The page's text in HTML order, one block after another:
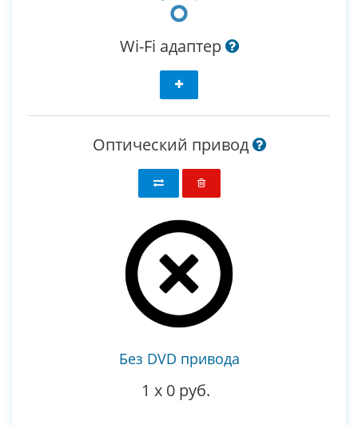
Wi-Fi адаптер
Оптический привод
Без DVD привода
1 x 0 руб.